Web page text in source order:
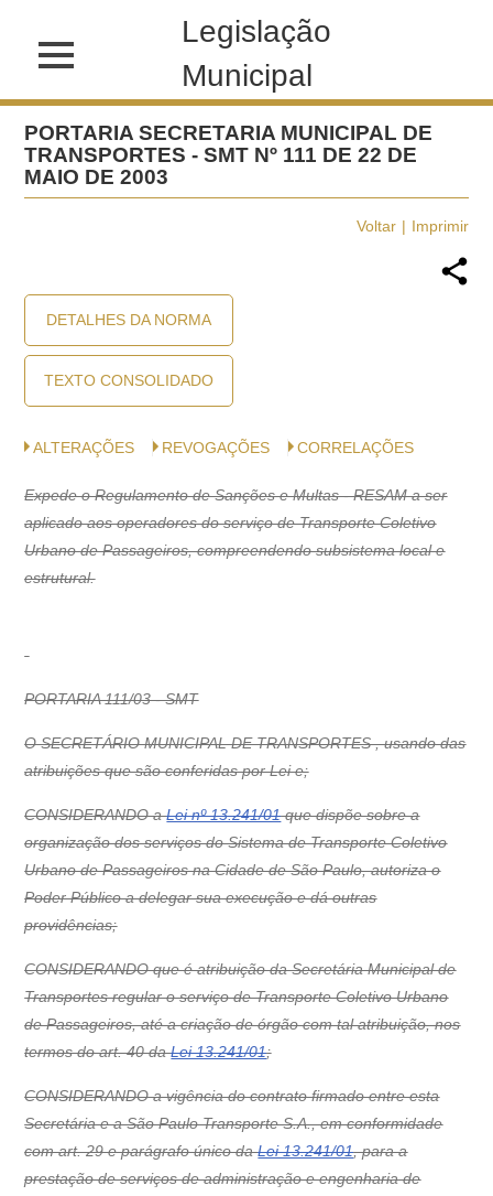
Legislação
Municipal
PORTARIA SECRETARIA MUNICIPAL DE
TRANSPORTES - SMT Nº 111 DE 22 DE
MAIO DE 2003
Voltar Imprimir
DETALHES DA NORMA
TEXTO CONSOLIDADO
ALTERAÇÕES REVOGAÇÕES CORRELAÇÕES
Expede o Regulamento de Sanções e Multas - RESAM a ser
aplicado aos operadores do serviço de Transporte Coletivo
Urbano de Passageiros, compreendendo subsistema local e
estrutural.
PORTARIA 111/03 - SMT
O SECRETÁRIO MUNICIPAL DE TRANSPORTES , usando das
atribuições que são conferidas por Lei e;
CONSIDERANDO aLei nº 13.241/01que dispõe sobre a
organização dos serviços do Sistema de Transporte Coletivo
Urbano de Passageiros na Cidade de São Paulo, autoriza o
Poder Público a delegar sua execução e dá outras
providências;
CONSIDERANDO que é atribuição da Secretária Municipal de
Transportes regular o serviço de Transporte Coletivo Urbano
de Passageiros, até a criação de órgão com tal atribuição, nos
termos do art. 40 daLei 13.241/01;
CONSIDERANDO a vigência do contrato firmado entre esta
Secretária e a São Paulo Transporte S.A., em conformidade
com art. 29 e parágrafo único daLei 13.241/01, para a
prestação de serviços de administração e engenharia de